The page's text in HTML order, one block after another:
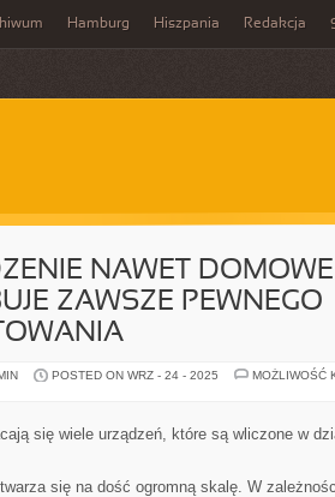
Hamburg Hiszpania Redakcja
NAWET
ZAWSZE PEWNEGO
POSTED ON WRZ - 24 - 2025
MOŻLIWOŚĆ
się wiele urządzeń, które są wliczone w
się na dość ogromną skalę. W